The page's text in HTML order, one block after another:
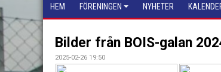
HEM FÖRENINGEN NYHETER
Bilder från BOIS-galan
2025-02-26 19:50